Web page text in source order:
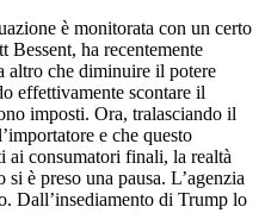
è monitorata con un certo
Bessent, ha recentemente
altro che diminuire il potere
effettivamente scontare il
imposti. Ora, tralasciando il
e che questo
ai consumatori finali, la realtà
è preso una pausa. L’agenzia
Dall’insediamento di Trump lo